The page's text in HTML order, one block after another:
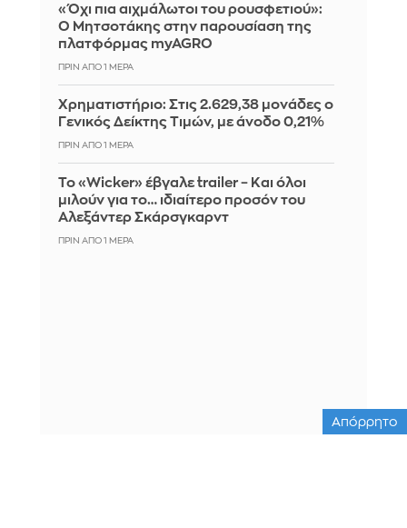
«Όχι πια αιχμάλωτοι του ρουσφετιού»:
Ο Μητσοτάκης στην παρουσίαση της
πλατφόρμας myAGRO
ΠΡΙΝ ΑΠΌ 1 ΜΈΡΑ
Χρηματιστήριο: Στις 2.629,38 μονάδες ο
Γενικός Δείκτης Τιμών, με άνοδο 0,21%
ΠΡΙΝ ΑΠΌ 1 ΜΈΡΑ
Το «Wicker» έβγαλε trailer – Και όλοι
μιλούν για το… ιδιαίτερο προσόν του
Αλεξάντερ Σκάρσγκαρντ
ΠΡΙΝ ΑΠΌ 1 ΜΈΡΑ
Απόρρητο